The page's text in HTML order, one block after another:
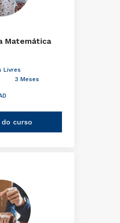
Matemática
Livres
3 Meses
do curso